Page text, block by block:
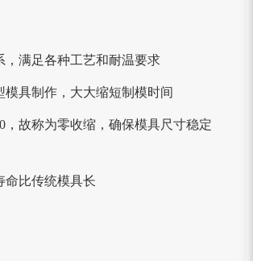
，满足各种工艺和耐温要求
具制作，大大缩短制模时间
故称为零收缩，确保模具尺寸稳定
命比传统模具长